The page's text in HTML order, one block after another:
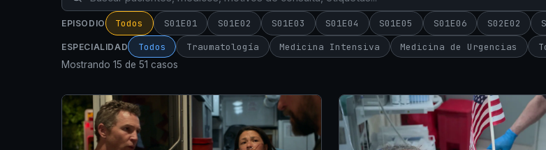
EPISODIO Todos S01E01 S01E02 S01E03 S01E04 S01E05 S01E06 S02E02
ESPECIALIDAD Todos Traumatología Medicina Intensiva Medicina de Urgencias
Mostrando 15 de 51 casos